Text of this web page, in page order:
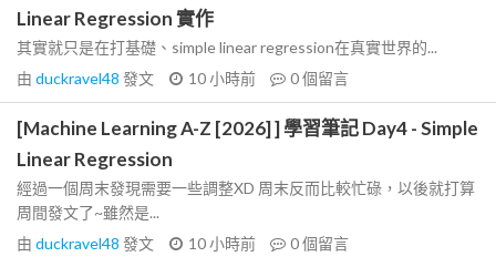
Linear Regression 實作
其實就只是在打基礎、simple linear regression在真實世界的...
由 duckravel48 發文 10 小時前 0個留言
[Machine Learning A-Z [2026] ] 學習筆記 Day4 - Simple
Linear Regression
經過一個周末發現需要一些調整XD 周末反而比較忙碌，以後就打算
周間發文了~雖然是...
由 duckravel48 發文 10 小時前 0個留言